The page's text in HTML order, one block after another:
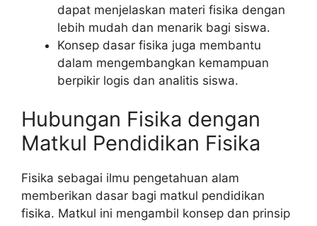
dapat menjelaskan materi fisika dengan
lebih mudah dan menarik bagi siswa.
Konsep dasar fisika juga membantu
dalam mengembangkan kemampuan
berpikir logis dan analitis siswa.
Hubungan Fisika dengan
Matkul Pendidikan Fisika
Fisika sebagai ilmu pengetahuan alam
memberikan dasar bagi matkul pendidikan
fisika. Matkul ini mengambil konsep dan prinsip